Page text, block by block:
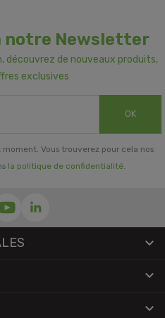
notre Newsletter
découvrez de nouveaux produits,
exclusives
OK
Vous trouverez pour cela nos
la politique de confidentialité.


